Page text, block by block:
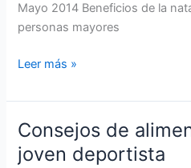
Mayo 2014 Beneficios de la
personas mayores
Beneficios
la
natación
terapéutica
para
Leer más »
Consejos de
joven deportista